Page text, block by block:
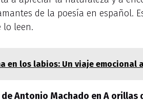
de la poesía en
lo leen.
en los labios: Un viaje emocional
Antonio Machado en A